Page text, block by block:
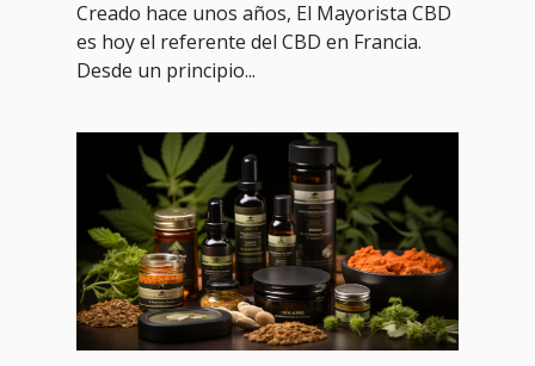
Creado hace unos años, El Mayorista CBD
es hoy el referente del CBD en Francia.
Desde un principio...